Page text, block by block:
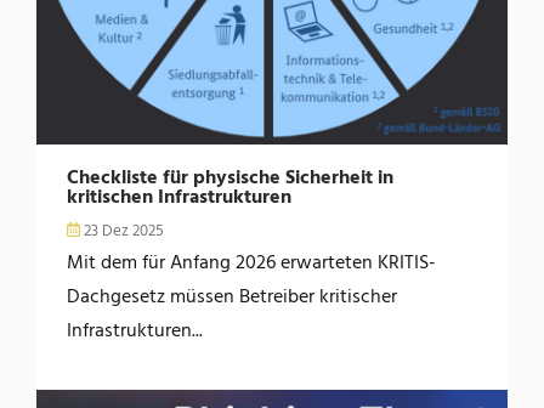
Checkliste für physische Sicherheit in
kritischen Infrastrukturen
23 Dez 2025
Mit dem für Anfang 2026 erwarteten KRITIS-
Dachgesetz müssen Betreiber kritischer
Infrastrukturen...